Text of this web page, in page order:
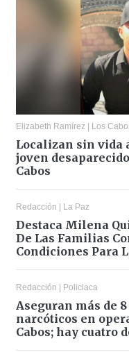
Elizabeth Ramírez | Los
Localizan sin vida
joven
Cabos
Redacción | La Paz
Destaca Milena
De Las Familias
Condiciones Para
Redacción | Policiaca
Aseguran más de
narcóticos en
Cabos; hay cuatro